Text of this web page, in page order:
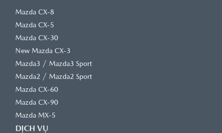
Mazda CX-8
Mazda CX-5
Mazda CX-30
New Mazda CX-3
Mazda3 / Mazda3 Sport
Mazda2 / Mazda2 Sport
Mazda CX-60
Mazda CX-90
Mazda MX-5
DỊCH VỤ